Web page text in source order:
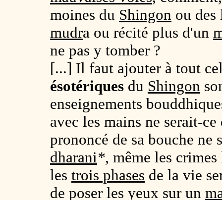
moines du Shingon ou
mudra ou récité plus d'un
ne pas y tomber ?
[...] Il faut ajouter à tout
ésotériques du Shingon
enseignements
avec les mains ne serait-
prononcé de sa bouche
dharani*, même les
les trois phases de la vie
de poser les yeux sur un